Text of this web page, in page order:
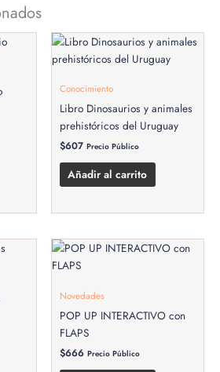
Conocimiento
Libro Dinosaurios y animales
prehistóricos del Uruguay
$607 Precio Público
Añadir al carrito
Novedades
POP UP INTERACTIVO con
FLAPS
$666 Precio Público